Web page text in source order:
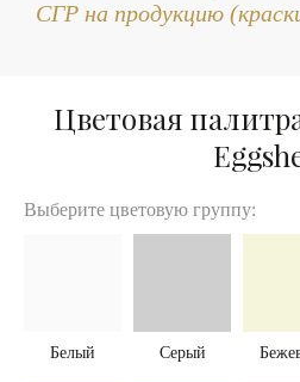
СГР на продукцию
Цветовая
Выберите цветовую группу:
Белый Серый